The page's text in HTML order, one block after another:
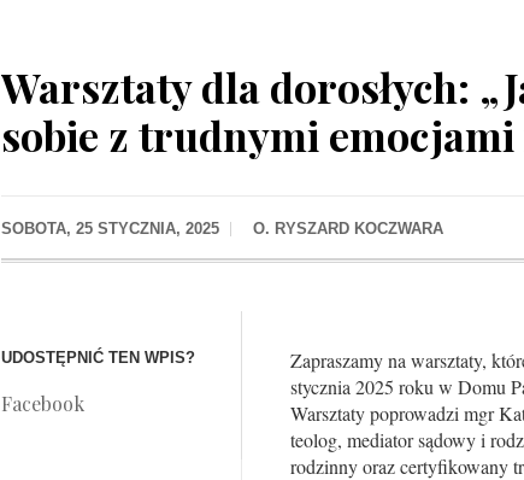
Warsztaty dla dorosłych:
sobie z trudnymi emocjami
SOBOTA, 25 STYCZNIA, 2025
UDOSTĘPNIĆ TEN WPIS?
Facebook
Zapraszamy na warsztaty,
stycznia 2025 roku w Domu
Warsztaty poprowadzi mgr
teolog, mediator sądowy i
rodzinny oraz certyfikowany